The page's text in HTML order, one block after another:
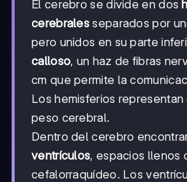
El cerebro se divide en dos
cerebrales separados por
pero unidos en su parte
calloso, un haz de fibras
cm que permite la
Los hemisferios
peso cerebral.
Dentro del cerebro
ventrículos, espacios llenos
cefalorraquídeo. Los